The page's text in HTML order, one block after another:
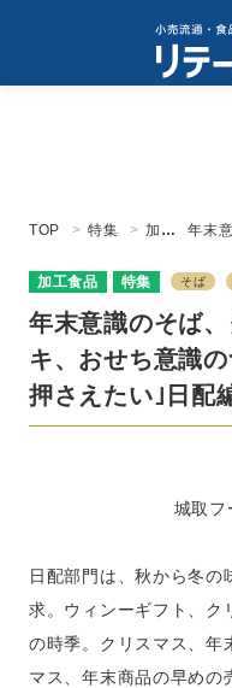
TOP 特集
加工
年末
い｣日
加工食品 特集 そば
年末意識のそば
キ、おせち意識
押さえたい｣日配
城取
日配部門は、秋から冬の
求。ウィンーギフト、ク
の時季。クリスマス、年
マス、年末商品の早めの